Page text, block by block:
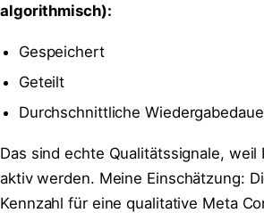
algorithmisch):
Gespeichert
Geteilt
Durchschnittliche
Das sind echte Qualitätssignale,
aktiv werden. Meine Einschätzung:
Kennzahl für eine qualitative Meta